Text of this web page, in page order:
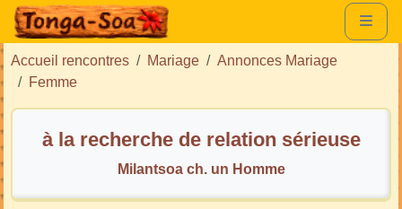
Accueil rencontres Mariage
Annonces Mariage
Femme
à la recherche de relation sérieuse
Milantsoa ch. un Homme